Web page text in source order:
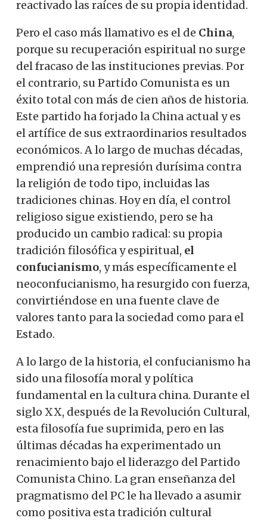
reactivado las raíces de su propia identidad.
Pero el caso más llamativo es el de China,
porque su recuperación espiritual no surge
del fracaso de las instituciones previas. Por
el contrario, su Partido Comunista es un
éxito total con más de cien años de historia.
Este partido ha forjado la China actual y es
el artífice de sus extraordinarios resultados
económicos. A lo largo de muchas décadas,
emprendió una represión durísima contra
la religión de todo tipo, incluidas las
tradiciones chinas. Hoy en día, el control
religioso sigue existiendo, pero se ha
producido un cambio radical: su propia
tradición filosófica y espiritual, el
confucianismo, y más específicamente el
neoconfucianismo, ha resurgido con fuerza,
convirtiéndose en una fuente clave de
valores tanto para la sociedad como para el
Estado.
A lo largo de la historia, el confucianismo ha
sido una filosofía moral y política
fundamental en la cultura china. Durante el
siglo XX, después de la Revolución Cultural,
esta filosofía fue suprimida, pero en las
últimas décadas ha experimentado un
renacimiento bajo el liderazgo del Partido
Comunista Chino. La gran enseñanza del
pragmatismo del PC le ha llevado a asumir
como positiva esta tradición cultural